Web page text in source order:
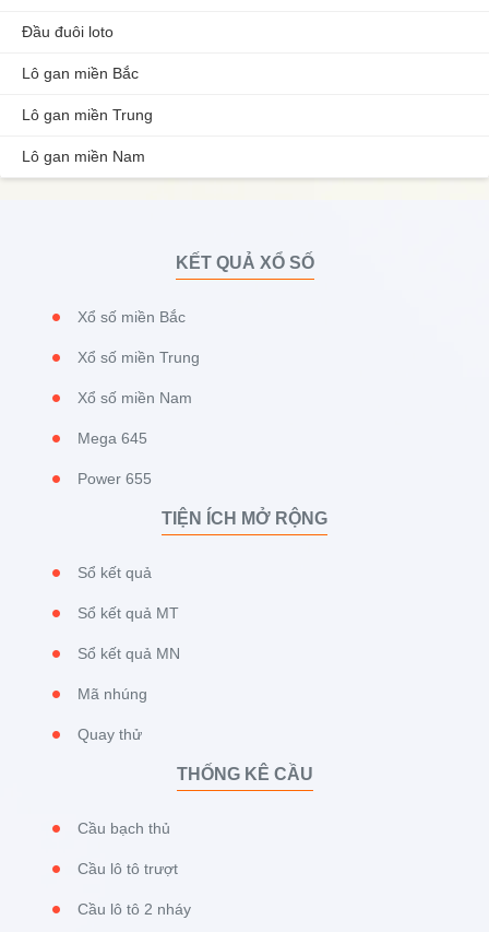
Đầu đuôi loto
Lô gan miền Bắc
Lô gan miền Trung
Lô gan miền Nam
KẾT QUẢ XỔ SỐ
Xổ số miền Bắc
Xổ số miền Trung
Xổ số miền Nam
Mega 645
Power 655
TIỆN ÍCH MỞ RỘNG
Sổ kết quả
Sổ kết quả MT
Sổ kết quả MN
Mã nhúng
Quay thử
THỐNG KÊ CẦU
Cầu bạch thủ
Cầu lô tô trượt
Cầu lô tô 2 nháy